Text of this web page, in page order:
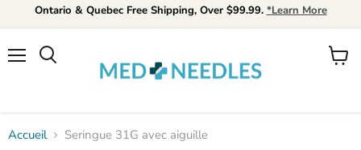
Ontario & Quebec Free Shipping, Over $99.99. *Learn More
Rechercher
Voir
Accueil Seringue 31G avec aiguille